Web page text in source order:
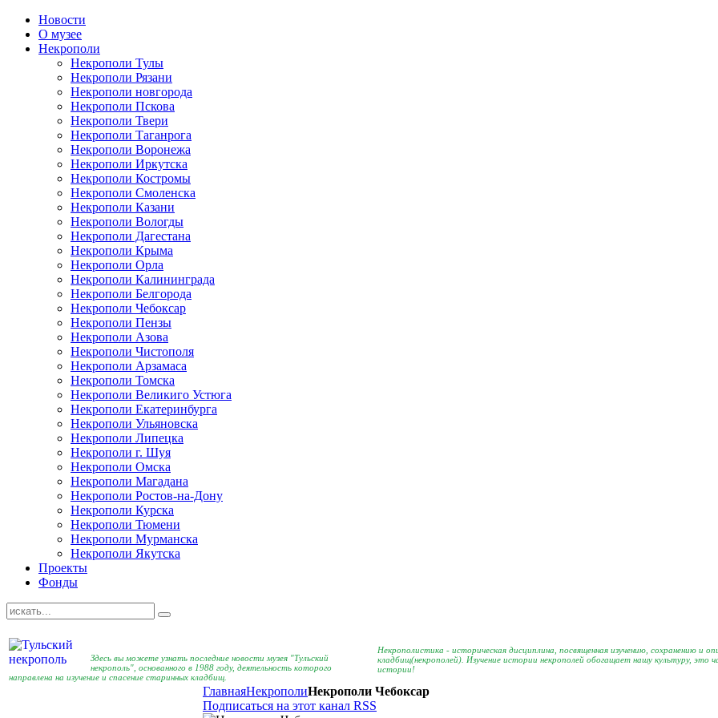
Новости
О музее
Некрополи
Некрополи Тулы
Некрополи Рязани
Некрополи новгорода
Некрополи Пскова
Некрополи Твери
Некрополи Таганрога
Некрополи Воронежа
Некрополи Иркутска
Некрополи Костромы
Некрополи Смоленска
Некрополи Казани
Некрополи Вологды
Некрополи Дагестана
Некрополи Крыма
Некрополи Орла
Некрополи Калининграда
Некрополи Белгорода
Некрополи Чебоксар
Некрополи Пензы
Некрополи Азова
Некрополи Чистополя
Некрополи Арзамаса
Некрополи Томска
Некрополи Великиго Устюга
Некрополи Екатеринбурга
Некрополи Ульяновска
Некрополи Липецка
Некрополи г. Шуя
Некрополи Омска
Некрополи Магадана
Некрополи Ростов-на-Дону
Некрополи Курска
Некрополи Тюмени
Некрополи Мурманска
Некрополи Якутска
Проекты
Фонды
Здесь вы можете узнать последние новости музея "Тульский
некрополь", основанного в 1988 году, деятельность которого
направлена на изучение и спасение старинных кладбищ.
Некрополистика - историческая дисциплина, посвященная изучению, сохранению и
кладбищ(некрополей). Изучение истории некрополей обогащает нашу культуру, это
истории!
ГлавнаяНекрополиНекрополи Чебоксар
Подписаться на этот канал RSS